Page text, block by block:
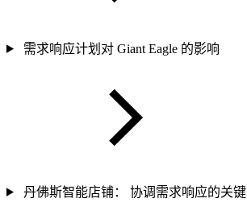
需求响应计划对 Giant Eagle 的影响
丹佛斯智能店铺： 协调需求响应的关键